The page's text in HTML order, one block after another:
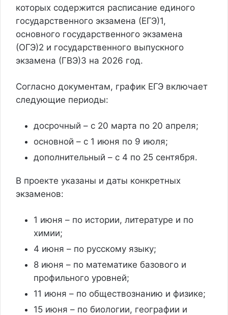
которых содержится расписание единого
государственного экзамена (ЕГЭ)1,
основного государственного экзамена
(ОГЭ)2 и государственного выпускного
экзамена (ГВЭ)3 на 2026 год.
Согласно документам, график ЕГЭ включает
следующие периоды:
досрочный – с 20 марта по 20 апреля;
основной – с 1 июня по 9 июля;
дополнительный – с 4 по 25 сентября.
В проекте указаны и даты конкретных
экзаменов:
1 июня – по истории, литературе и по
химии;
4 июня – по русскому языку;
8 июня – по математике базового и
профильного уровней;
11 июня – по обществознанию и физике;
15 июня – по биологии, географии и